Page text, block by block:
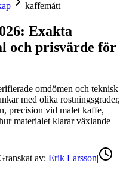
kaffemått
Exakta
och prisvärde för
omdömen och teknisk
med olika rostningsgrader,
precision vid malet kaffe,
materialet klarar växlande
av: Erik Larsson|